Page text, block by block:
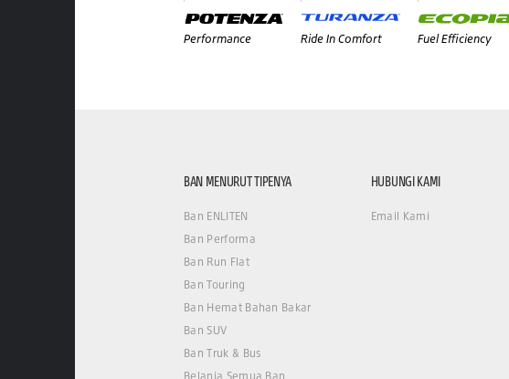
Performance Ride In Comfort Fuel Efficiency
BAN MENURUT TIPENYA
Ban ENLITEN
Ban Performa
Ban Run Flat
Ban Touring
Ban Hemat Bahan Bakar
Ban SUV
Ban Truk & Bus
Belanja Semua Ban
HUBUNGI KAMI
Email Kami